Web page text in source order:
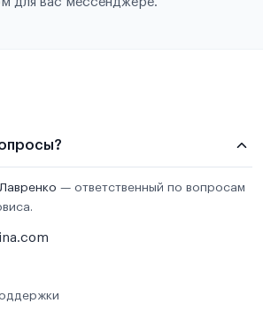
— ответственный по вопросам